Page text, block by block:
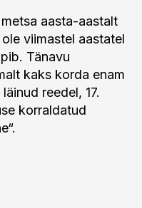
aasta-aastalt
viimastel aastatel
Tänavu
kaks korda enam
reedel, 17.
korraldatud